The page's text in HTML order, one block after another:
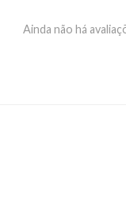
Ainda não há